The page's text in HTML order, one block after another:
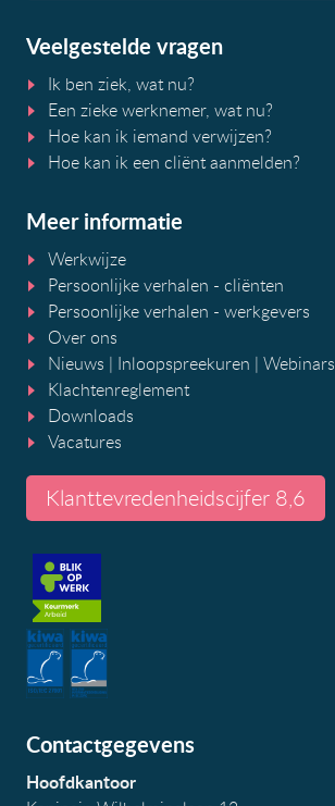
Veelgestelde vragen
Ik ben ziek, wat nu?
Een zieke werknemer, wat nu?
Hoe kan ik iemand verwijzen?
Hoe kan ik een cliënt aanmelden?
Meer informatie
Werkwijze
Persoonlijke verhalen - cliënten
Persoonlijke verhalen - werkgevers
Over ons
Nieuws | Inloopspreekuren | Webinars
Klachtenreglement
Downloads
Vacatures
Klanttevredenheidscijfer 8,6
Contactgegevens
Hoofdkantoor